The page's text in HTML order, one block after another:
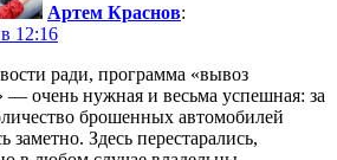
Артем Краснов:
12:16
ради, программа «вывоз
— очень нужная и весьма успешная: за
брошенных автомобилей
заметно. Здесь перестарались,